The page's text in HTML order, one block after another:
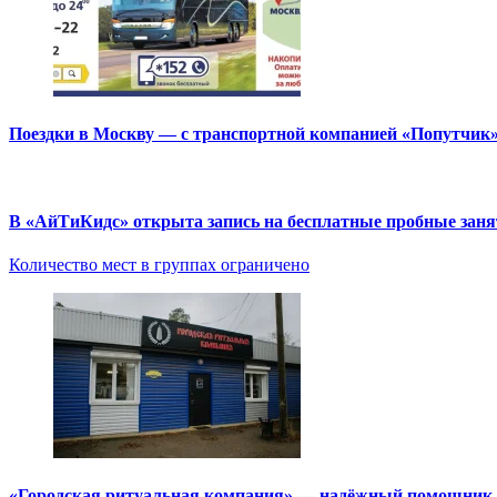
Поездки в Москву — с транспортной компанией «Попутчик»
В «АйТиКидс» открыта запись на бесплатные пробные
Количество мест в группах ограничено